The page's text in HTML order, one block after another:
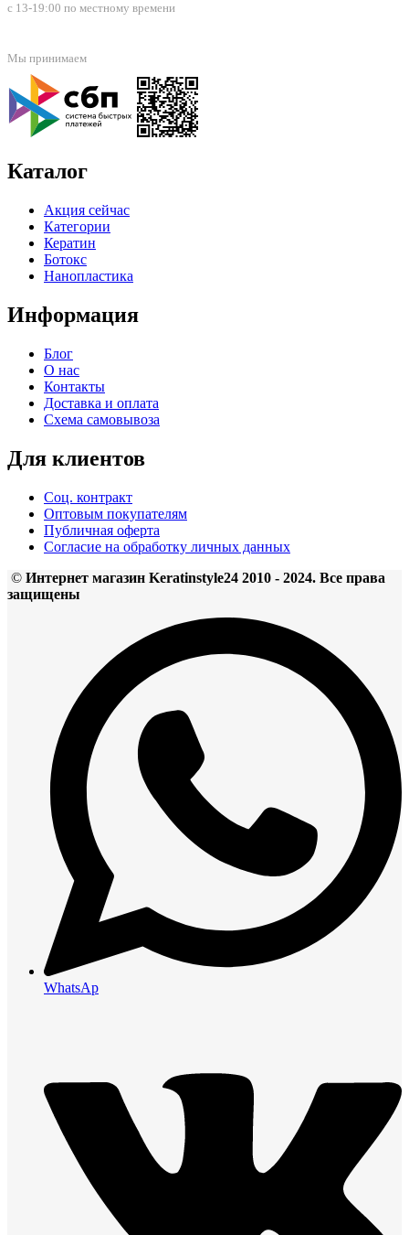
с 13-19:00 по местному времени
Мы принимаем
Каталог
Акция сейчас
Категории
Кератин
Ботокс
Нанопластика
Информация
Блог
О нас
Контакты
Доставка и оплата
Схема самовывоза
Для клиентов
Соц. контракт
Оптовым покупателям
Публичная оферта
Согласие на обработку личных данных
© Интернет магазин Keratinstyle24 2010 - 2024. Все права
защищены
WhatsAp